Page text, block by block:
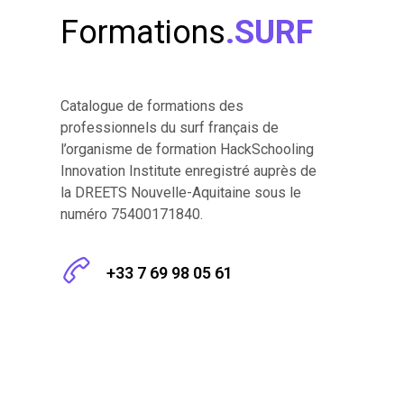
Formations.SURF
Catalogue de formations des
professionnels du surf français de
l’organisme de formation HackSchooling
Innovation Institute enregistré auprès de
la DREETS Nouvelle-Aquitaine sous le
numéro 75400171840.
+33 7 69 98 05 61